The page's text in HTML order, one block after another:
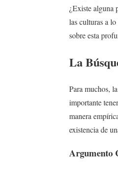
¿Existe alguna
las culturas a
sobre esta
La
Para muchos,
importante
manera
existencia de
Argumento